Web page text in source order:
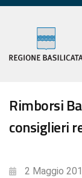
Rimborsi
consiglieri
2 Maggio